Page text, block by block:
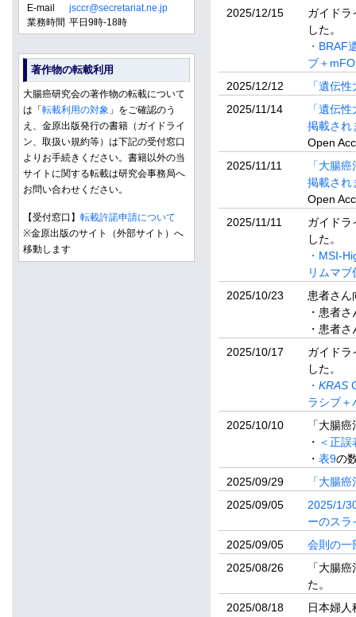
2025/12/15
ガイドラ
した。
・BRAF
ブ＋
2025/12/12
「遺伝
2025/11/14
「遺伝
掲載され
Open
2025/11/11
「大腸
掲載され
Open
2025/11/11
ガイドラ
した。
・MSI-
リムマ
2025/10/23
患者さん
・患者
・患者
2025/10/17
ガイドラ
した。
・ KRAS
ラシブ＋
2025/10/10
「大腸
・ ＜正
・ 表9の
2025/09/29
「大腸
2025/09/05
2025/1/
ーのスラ
2025/09/05
会則の一
2025/08/26
「大腸
た。
2025/08/18
日本婦
E-mail
jsccr@secretariat.ne.jp
業務時間 平日9時-18時
著作物の転載利用
大腸癌研究会の著作物の転載について
は「転載利用の対象 」をご確認のう
え、金原出版発行の書籍（ガイドライ
ン、取扱い規約等）は下記の受付窓口
よりお手続きください。書籍以外の当
サイトに関する転載は研究会事務局へ
お問い合わせください。
【受付窓口】 転載許諾申請について
※金原出版のサイト（外部サイト）へ
移動します